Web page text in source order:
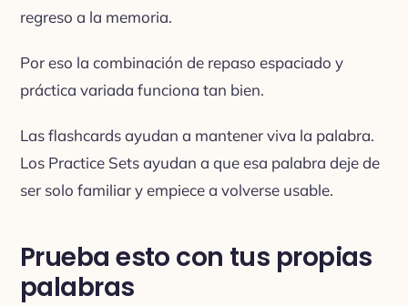
regreso a la memoria.
Por eso la combinación de repaso espaciado y
práctica variada funciona tan bien.
Las flashcards ayudan a mantener viva la palabra.
Los Practice Sets ayudan a que esa palabra deje de
ser solo familiar y empiece a volverse usable.
Prueba esto con tus propias
palabras